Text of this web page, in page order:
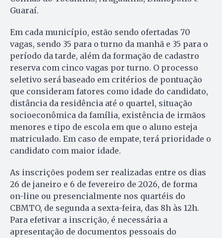
Guaraí.
Em cada município, estão sendo ofertadas 70
vagas, sendo 35 para o turno da manhã e 35 para o
período da tarde, além da formação de cadastro
reserva com cinco vagas por turno. O processo
seletivo será baseado em critérios de pontuação
que consideram fatores como idade do candidato,
distância da residência até o quartel, situação
socioeconômica da família, existência de irmãos
menores e tipo de escola em que o aluno esteja
matriculado. Em caso de empate, terá prioridade o
candidato com maior idade.
As inscrições podem ser realizadas entre os dias
26 de janeiro e 6 de fevereiro de 2026, de forma
on-line ou presencialmente nos quartéis do
CBMTO, de segunda a sexta-feira, das 8h às 12h.
Para efetivar a inscrição, é necessária a
apresentação de documentos pessoais do